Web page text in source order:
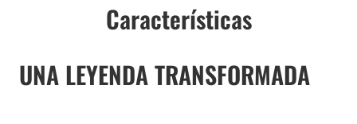
Características
UNA LEYENDA TRANSFORMADA